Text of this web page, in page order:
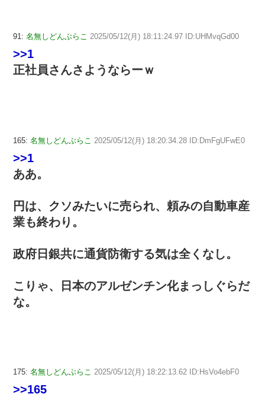
91: 名無しどんぶらこ 2025/05/12(月) 18:11:24.97 ID:UHMvqGd00
>>1
正社員さんさようならーｗ
165: 名無しどんぶらこ 2025/05/12(月) 18:20:34.28 ID:DmFgUFwE0
>>1
ああ。
円は、クソみたいに売られ、頼みの自動車産
業も終わり。
政府日銀共に通貨防衛する気は全くなし。
こりゃ、日本のアルゼンチン化まっしぐらだ
な。
175: 名無しどんぶらこ 2025/05/12(月) 18:22:13.62 ID:HsVo4ebF0
>>165